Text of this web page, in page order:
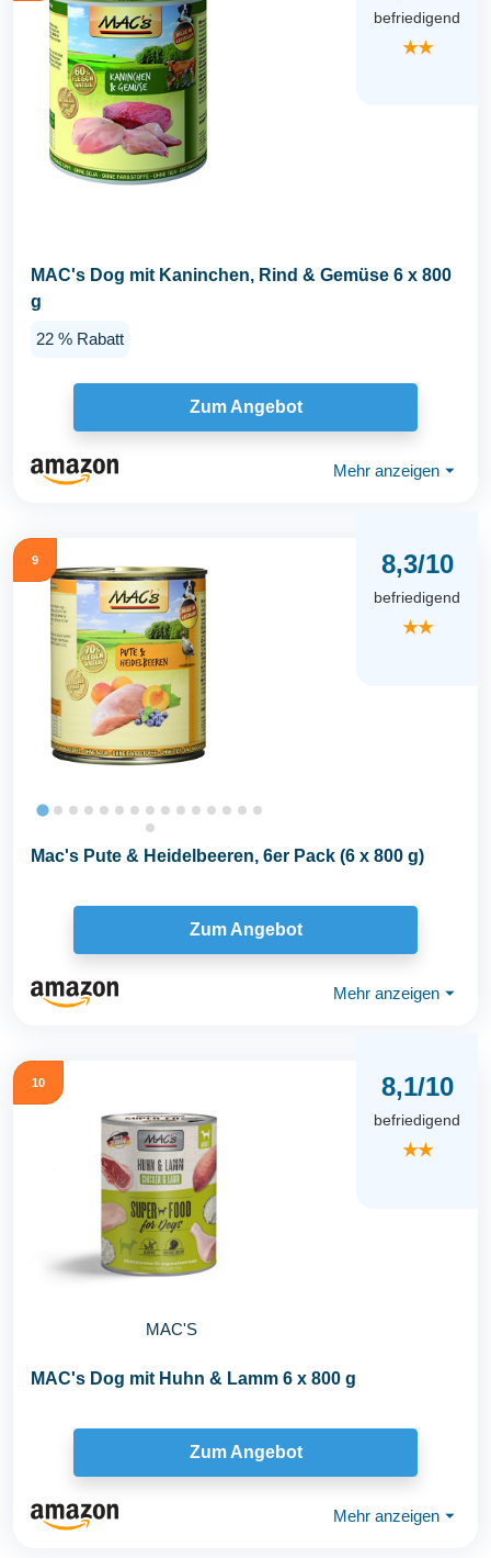
befriedigend
★★
MAC's Dog mit Kaninchen, Rind & Gemüse 6 x 800
g
22 % Rabatt
Zum Angebot
Mehr anzeigen ⏷
9 8,3/10
befriedigend
★★
Mac's Pute & Heidelbeeren, 6er Pack (6 x 800 g)
Zum Angebot
Mehr anzeigen ⏷
10
MAC'S
8,1/10
befriedigend
★★
MAC's Dog mit Huhn & Lamm 6 x 800 g
Zum Angebot
Mehr anzeigen ⏷